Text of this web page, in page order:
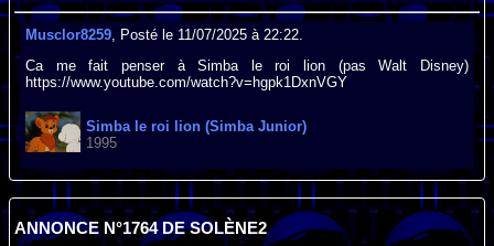
Musclor8259 , Posté le 11/07/2025 à 22:22.
Ca me fait penser à Simba le roi lion (pas Walt Disney)
https://www.youtube.com/watch?v=hgpk1DxnVGY
Simba le roi lion (Simba Junior)
1995
ANNONCE N°1764 DE SOLÈNE2